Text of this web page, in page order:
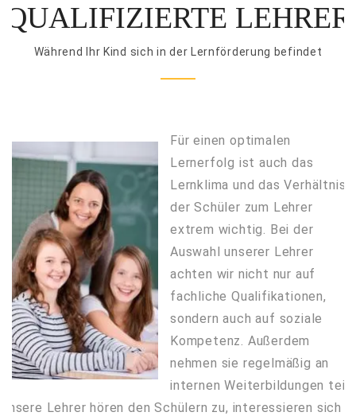
QUALIFIZIERTE LEHRER
Während Ihr Kind sich in der Lernförderung befindet
Für einen optimalen
Lernerfolg ist auch das
Lernklima und das Verhältnis
der Schüler zum Lehrer
extrem wichtig. Bei der
Auswahl unserer Lehrer
achten wir nicht nur auf
fachliche Qualifikationen,
sondern auch auf soziale
Kompetenz. Außerdem
nehmen sie regelmäßig an
internen Weiterbildungen teil.
Unsere Lehrer hören den Schülern zu, interessieren sich